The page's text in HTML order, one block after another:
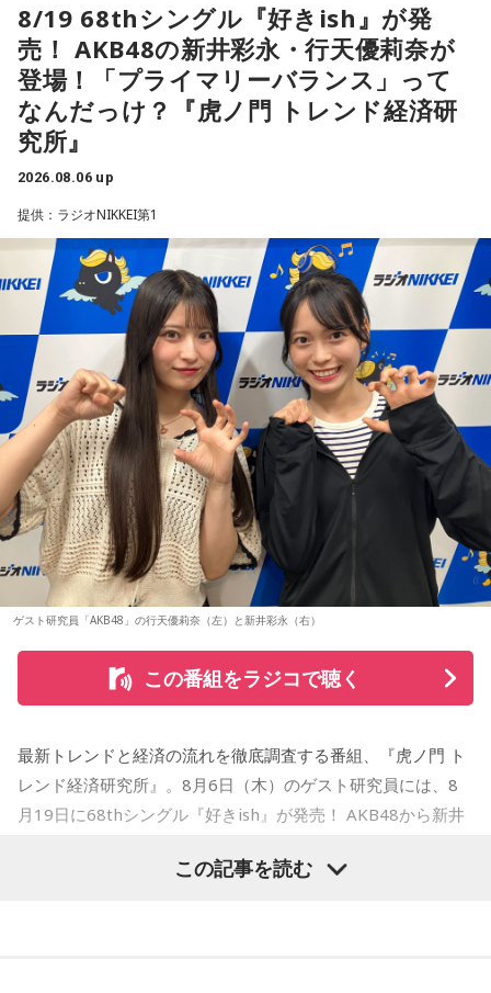
◆タワーレコードで応募抽選キャンペーン＆インストアイベ
ント開催
ニューアルバム『SO-DAYONE !』の発売を記念し、タワーレ
コードでは応募抽選キャンペーンと購入者特典企画を実施し
ます。また、2026年10月17日（土）には、タワーレコード
哲夫、神保 彰、向谷 実の3人がアルバムに込めた思いなどを
語る、ここでしか聞けない貴重なトークに加え、かつしかト
リオとして初の「サイン握手会」をおこないます。
＜リリースイベント概要＞
イベント内容：かつしかトリオのメンバーによるトーク＆サ
イン握手会
開催日：2026年10月17日（土）
開催時間：14:00スタート（集合時間：13:45）
開催店舗：タワーレコード新宿店 9Fイベントスペース
※詳細は公式サイトをご確認ください
＜リリース情報＞
アルバム『SO-DAYONE !』
発売日：2026年10月14日（水）
仕様：CD
レーベル：ヤマハミュージックコミュニケーションズ
01. Twilight Run
02. SO-DAYONE !
04. Marmalade Island
06. Journey To Aurora
ます。
シティポップを想起させるサウンドや、メロディアスなミデ
ィアムナンバー、テクニカルかつファンキーなプレイまで、
多彩な音楽性を凝縮。それぞれの楽曲から異なる風景や物語
が立ち上がり、まるで世界中を巡る旅のような広がりを感じ
させます。楽曲ごとの表情を楽しむだけでなく、アルバムを
通して聴くことで生まれる深い没入感も、本作の大きな魅力
のひとつ。
ブックレットには、メンバー3人がそれぞれの視点から楽曲や
制作背景を語るセルフライナーノーツに加え、今回のレコー
ディングで使用した楽器の解説を写真とともに掲載。演奏に
込められた思いや、サウンドを形作った楽器の特徴を知りな
がらアルバムを聴くことで、楽曲の細部や各メンバーのプレ
イに新たな発見が生まれ、作品をより深く味わうことができ
るでしょう。
J-Fusionの魅力を現代に響かせるとともに、進化を続けるかつ
しかトリオの現在地と新たな可能性を示す1枚がここに完成し
ました。
◆メンバー3人による恒例の全曲試聴会を生配信
8月7日（金）19:00より、かつしかトリオのメンバー3人によ
楽しいトークとともに、ニューアルバム『SO-DAYONE !』の
収録曲をひと足早く紹介。それぞれの楽曲の聴きどころや制
＜かつしかトリオ『SO-DAYONE !』全曲試聴会＞
配信日時：2026年8月7日（金）19:00～
※詳細は公式サイトをご確認ください
みの257組を加えた総勢377組の出演日も発表しました。
また3DAYS PASS／1DAY PASSのオフィシャル三次先行も受付
中！いち早くチケットをゲットしてください！
Maxell presents FM802 MINAMI WHEEL 2026は、FM802
が主催するライブハウス回遊型ショーケースイベントです。
今年も関西の学生アーティストを対象としたオーディション
「MINAMI WHEEL -New Age-」を実施。
8月18日（火）に心斎橋BIGCATにて実演最終審査を開催し、
この審査を勝ち抜いたアーティストが『Maxell presents
FM802 MINAMI WHEEL 2026』への出演権を獲得します。
また、MINAMI WHEEL 2026公式アプリもリリース！アーテ
ィストラインナップから観たいアーティストを登録してマイ
タイムテーブルを作れたり、エリアマップで各ライブハウス
へのアクセスをチェックができるなど他にも便利な機能がた
くさん！すでにお持ちの方はアップデートを、まだお持ちで
ない方は今すぐダウンロードして、当日までお待ちくださ
まだ見ぬアーティストとの出会いも、お気に入りのアーティ
MINAMI WHEELならでは。
今年も大阪・ミナミの街から、新たな音楽との出会いをお届
けします。どうぞご期待ください。
8/19 68thシングル『好きish』が発
売！ AKB48の新井彩永・行天優莉奈が
登場！「プライマリーバランス」って
なんだっけ？『虎ノ門 トレンド経済研
究所』
2026.08.06 up
提供：ラジオNIKKEI第1
ゲスト研究員「AKB48」の行天優莉奈（左）と新井彩永（右）
この番組をラジコで聴く
最新トレンドと経済の流れを徹底調査する番組、『虎ノ門 ト
レンド経済研究所』。8月6日（木）のゲスト研究員には、8
月19日に68thシングル『好きish』が発売！ AKB48から新井
の「ラジオiNEWS」以来、およそ3年ぶりの出演。行天優莉奈
この記事を読む